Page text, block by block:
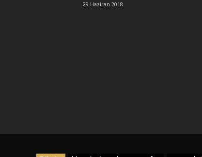
29 Haziran 2018